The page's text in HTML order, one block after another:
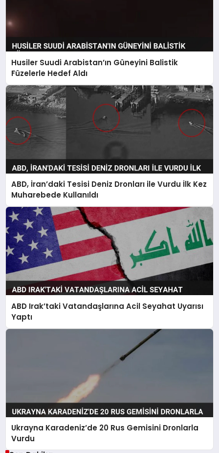
Husiler Suudi Arabistan’ın Güneyini Balistik
Füzelerle Hedef Aldı
ABD, İran’daki Tesisi Deniz Dronları ile Vurdu İlk Kez
Muharebede Kullanıldı
ABD Irak’taki Vatandaşlarına Acil Seyahat Uyarısı
Yaptı
Ukrayna Karadeniz’de 20 Rus Gemisini Dronlarla
Vurdu